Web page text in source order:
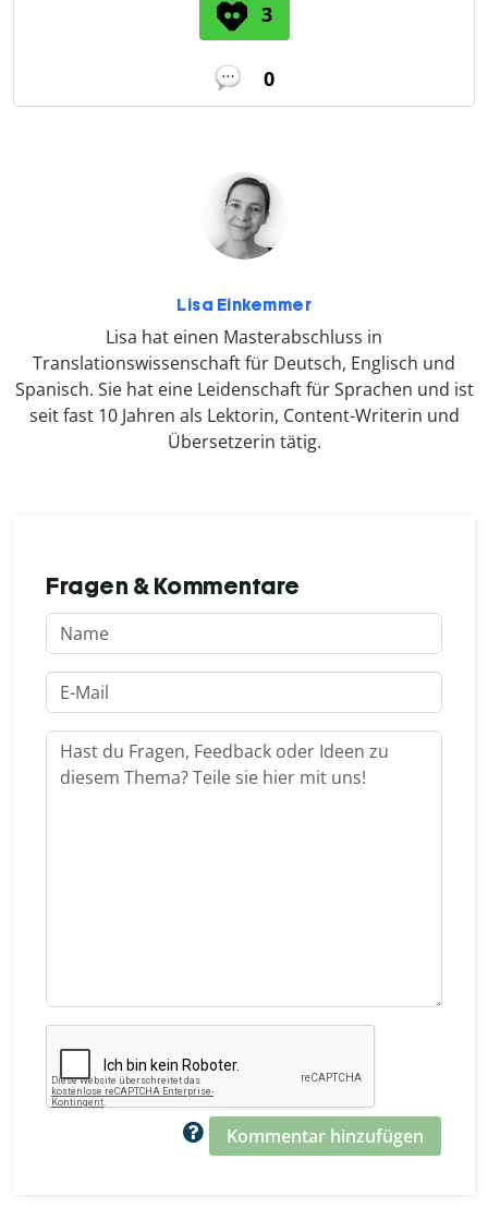
3
0
Lisa Einkemmer
Lisa hat einen Masterabschluss in
Translationswissenschaft für Deutsch, Englisch und
Spanisch. Sie hat eine Leidenschaft für Sprachen und ist
seit fast 10 Jahren als Lektorin, Content-Writerin und
Übersetzerin tätig.
Fragen & Kommentare
Kommentar hinzufügen